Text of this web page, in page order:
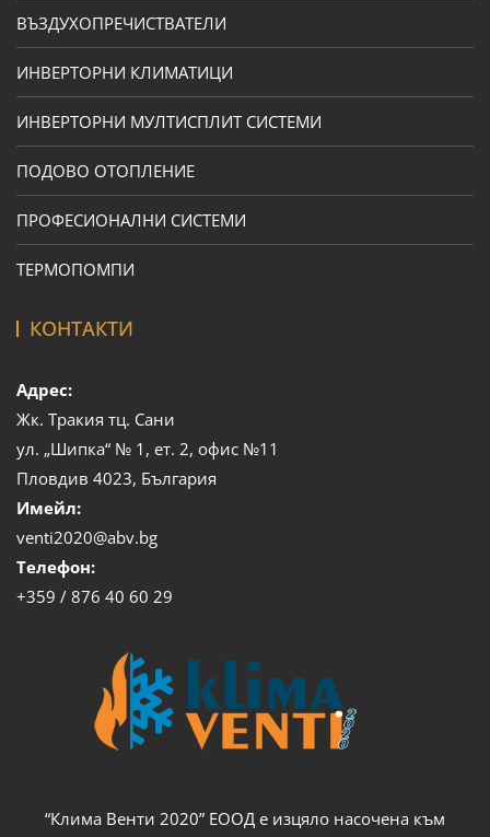
ВЪЗДУХОПРЕЧИСТВАТЕЛИ
ИНВЕРТОРНИ КЛИМАТИЦИ
ИНВЕРТОРНИ МУЛТИСПЛИТ СИСТЕМИ
ПОДОВО ОТОПЛЕНИЕ
ПРОФЕСИОНАЛНИ СИСТЕМИ
ТЕРМОПОМПИ
КОНТАКТИ
Адрес:
Жк. Тракия тц. Сани
ул. „Шипка“ № 1, ет. 2, офис №11
Пловдив 4023, България
Имейл:
venti2020@abv.bg
Телефон:
+359 / 876 40 60 29
“Клима Венти 2020” ЕООД е изцяло насочена към